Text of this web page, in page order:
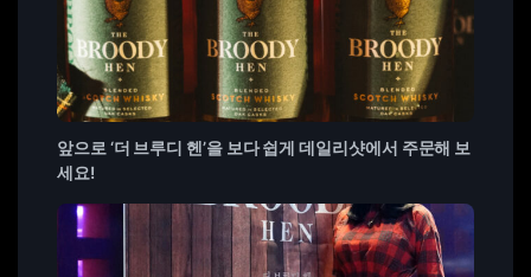
앞으로 ‘더 브루디 헨’을 보다 쉽게 데일리샷에서 주문해 보
세요!